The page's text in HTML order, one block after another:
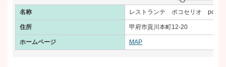
名称 レストランテ ポコセリオ
住所 甲府市貢川本町12-20
ホームページ MAP